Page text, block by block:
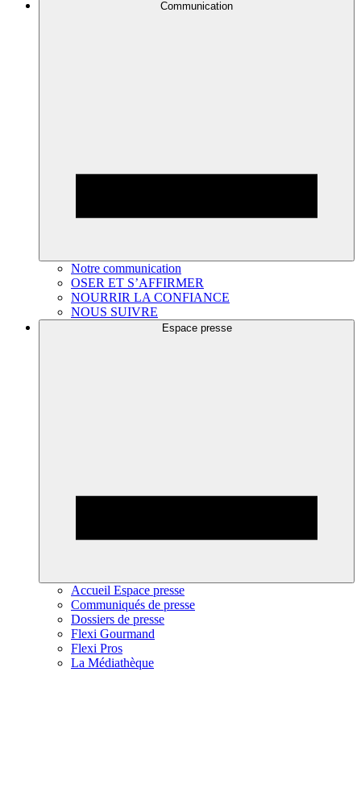
Communication
Notre communication
OSER ET S’AFFIRMER
NOURRIR LA CONFIANCE
NOUS SUIVRE
Espace presse
Accueil Espace presse
Communiqués de presse
Dossiers de presse
Flexi Gourmand
Flexi Pros
La Médiathèque